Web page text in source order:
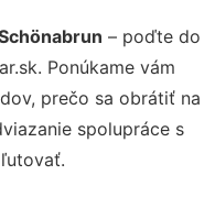
– poďte do
Ponúkame vám
prečo sa obrátiť na
spolupráce s